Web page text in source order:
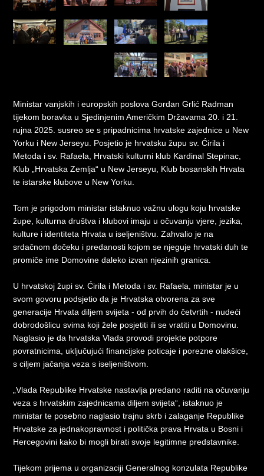
Ministar vanjskih i europskih poslova Gordan Grlić Radman
tijekom boravka u Sjedinjenim Američkim Državama 20. i 21.
rujna 2025. susreo se s pripadnicima hrvatske zajednice u New
Yorku i New Jerseyu. Posjetio je hrvatsku župu sv. Ćirila i
Metoda i sv. Rafaela, Hrvatski kulturni klub Kardinal Stepinac,
Klub „Hrvatska Zemlja“ u New Jerseyu, Klub bosanskih Hrvata
te istarske klubove u New Yorku.
Tom je prigodom ministar istaknuo važnu ulogu koju hrvatske
župe, kulturna društva i klubovi imaju u očuvanju vjere, jezika,
kulture i identiteta Hrvata u iseljeništvu. Zahvalio je na
srdačnom dočeku i predanosti kojom se njeguje hrvatski duh te
promiče ime Domovine daleko izvan njezinih granica.
U hrvatskoj župi sv. Ćirila i Metoda i sv. Rafaela, ministar je u
svom govoru podsjetio da je Hrvatska otvorena za sve
generacije Hrvata diljem svijeta - od prvih do četvrtih - nudeći
dobrodošlicu svima koji žele posjetiti ili se vratiti u Domovinu.
Naglasio je da hrvatska Vlada provodi projekte potpore
povratnicima, uključujući financijske poticaje i porezne olakšice,
s ciljem jačanja veza s iseljeništvom.
„Vlada Republike Hrvatske nastavlja predano raditi na očuvanju
veza s hrvatskim zajednicama diljem svijeta“, istaknuo je
ministar te posebno naglasio trajnu skrb i zalaganje Republike
Hrvatske za jednakopravnost i politička prava Hrvata u Bosni i
Hercegovini kako bi mogli birati svoje legitimne predstavnike.
Tijekom prijema u organizaciji Generalnog konzulata Republike